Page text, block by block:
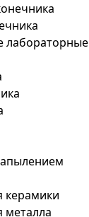
лабораторные
керамики
металла